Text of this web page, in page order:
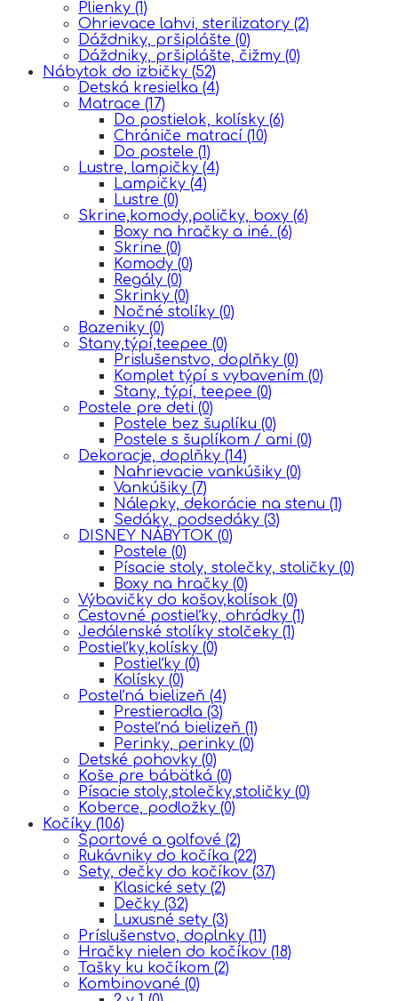
Plienky (1)
Ohrievace lahvi, sterilizatory (2)
Dáždniky, pršiplášte (0)
Dáždniky, pršiplášte, čižmy (0)
Nábytok do izbičky (52)
Detská kresielka (4)
Matrace (17)
Do postielok, kolísky (6)
Chrániče matrací (10)
Do postele (1)
Lustre, lampičky (4)
Lampičky (4)
Lustre (0)
Skrine,komody,poličky, boxy (6)
Boxy na hračky a iné. (6)
Skrine (0)
Komody (0)
Regály (0)
Skrinky (0)
Nočné stolíky (0)
Bazeniky (0)
Stany,týpí,teepee (0)
Prislušenstvo, doplňky (0)
Komplet týpí s vybavením (0)
Stany, týpí, teepee (0)
Postele pre deti (0)
Postele bez šuplíku (0)
Postele s šuplíkom / ami (0)
Dekoracje, doplňky (14)
Nahrievacie vankúšiky (0)
Vankúšiky (7)
Nálepky, dekorácie na stenu (1)
Sedáky, podsedáky (3)
DISNEY NÁBYTOK (0)
Postele (0)
Písacie stoly, stolečky, stoličky (0)
Boxy na hračky (0)
Výbavičky do košov,kolísok (0)
Cestovné postieľky, ohrádky (1)
Jedálenské stolíky stolčeky (1)
Postieľky,kolísky (0)
Postieľky (0)
Kolísky (0)
Posteľná bielizeň (4)
Prestieradla (3)
Posteľná bielizeň (1)
Perinky, perinky (0)
Detské pohovky (0)
Koše pre bábätká (0)
Písacie stoly,stolečky,stoličky (0)
Koberce, podložky (0)
Kočíky (106)
Športové a golfové (2)
Rukávniky do kočíka (22)
Sety, dečky do kočíkov (37)
Klasické sety (2)
Dečky (32)
Luxusné sety (3)
Príslušenstvo, doplnky (11)
Hračky nielen do kočíkov (18)
Tašky ku kočíkom (2)
Kombinované (0)